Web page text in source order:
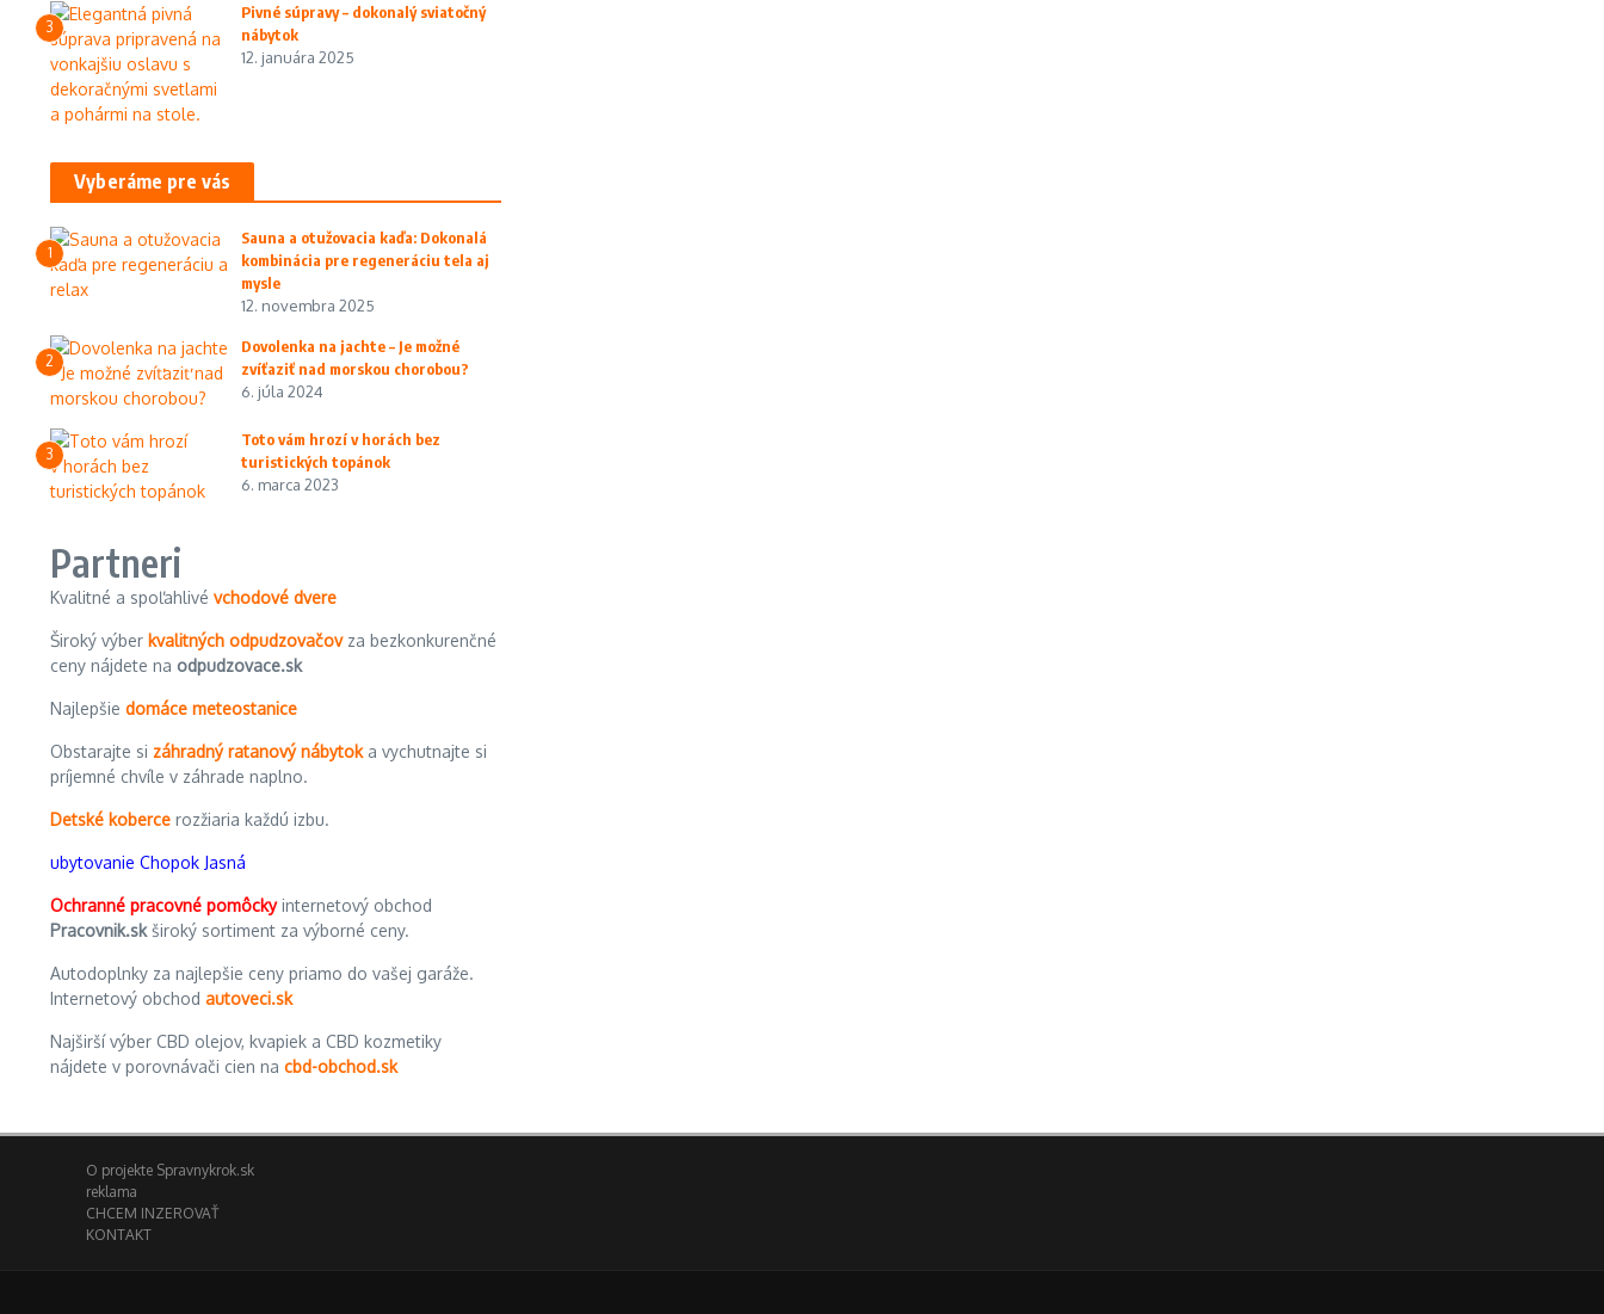
3
Pivné súpravy – dokonalý sviatočný
nábytok
12. januára 2025
Vyberáme pre vás
1
Sauna a otužovacia kaďa: Dokonalá
kombinácia pre regeneráciu tela aj
mysle
12. novembra 2025
2
Dovolenka na jachte – Je možné
zvíťaziť nad morskou chorobou?
6. júla 2024
3
Toto vám hrozí v horách bez
turistických topánok
6. marca 2023
Partneri
Kvalitné a spoľahlivé vchodové dvere
Široký výber kvalitných odpudzovačovza bezkonkurenčné
ceny nájdete na odpudzovace.sk
Najlepšie domáce meteostanice
Obstarajte si záhradný ratanový nábytoka vychutnajte si
príjemné chvíle v záhrade naplno.
Detské koberce rozžiaria každú izbu.
ubytovanie Chopok Jasná
Ochranné pracovné pomôckyinternetový obchod
Pracovnik.skširoký sortiment za výborné ceny.
Autodoplnky za najlepšie ceny priamo do vašej garáže.
Internetový obchod autoveci.sk
Najširší výber CBD olejov, kvapiek a CBD kozmetiky
nájdete v porovnávači cien na cbd-obchod.sk
O projekte Spravnykrok.sk
reklama
CHCEM INZEROVAŤ
KONTAKT